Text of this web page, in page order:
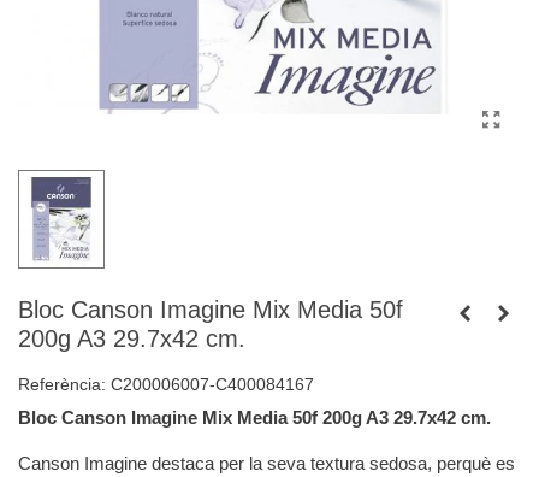
Bloc Canson Imagine Mix Media 50f
200g A3 29.7x42 cm.
Referència: C200006007-C400084167
Bloc Canson Imagine Mix Media 50f 200g A3 29.7x42 cm.
Canson Imagine destaca per la seva textura sedosa, perquè es